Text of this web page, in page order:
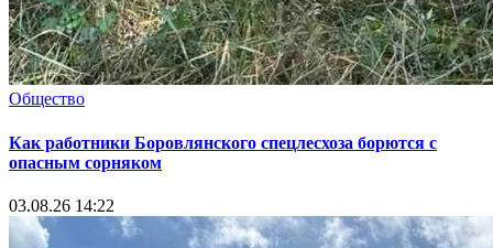
Общество
Как работники Боровлянского спецлесхоза борются с
опасным сорняком
03.08.26 14:22